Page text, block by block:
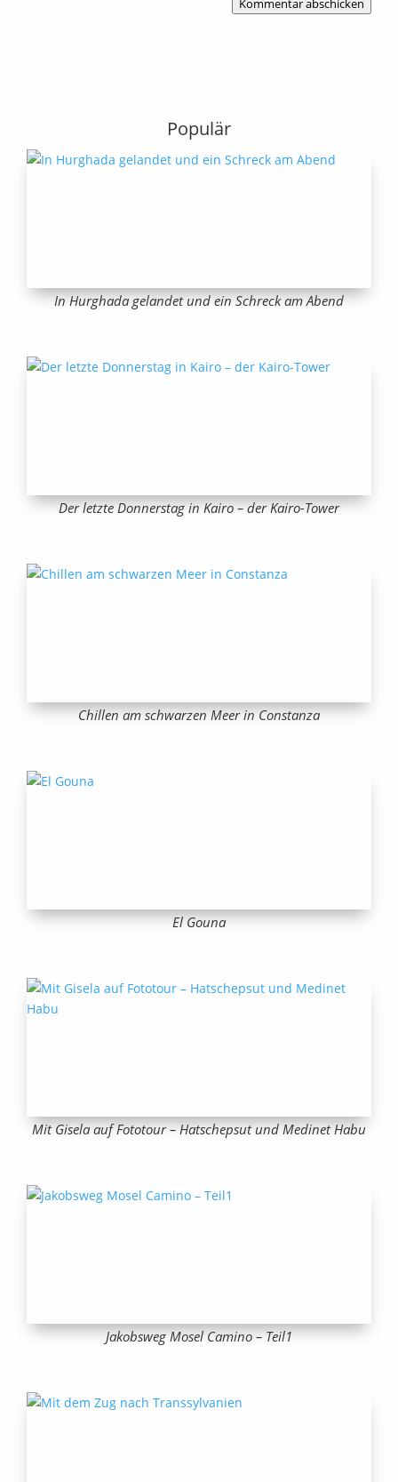
Kommentar abschicken
Populär
In Hurghada gelandet und ein Schreck am Abend
Der letzte Donnerstag in Kairo – der Kairo-Tower
Chillen am schwarzen Meer in Constanza
El Gouna
Mit Gisela auf Fototour – Hatschepsut und Medinet Habu
Jakobsweg Mosel Camino – Teil1